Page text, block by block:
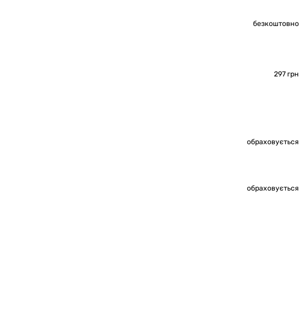
безкоштовно
297 грн
обраховується
обраховується